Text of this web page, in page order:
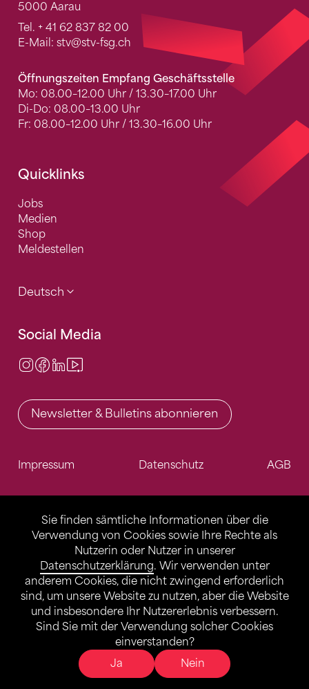
Sie finden sämtliche Informationen über die
Verwendung von Cookies sowie Ihre Rechte als
Nutzerin oder Nutzer in unserer
Datenschutzerklärung. Wir verwenden unter
anderem Cookies, die nicht zwingend erforderlich
sind, um unsere Website zu nutzen, aber die Website
und insbesondere Ihr Nutzererlebnis verbessern.
Sind Sie mit der Verwendung solcher Cookies
einverstanden?
Ja
Nein
5000 Aarau
Tel. + 41 62 837 82 00
E-Mail: stv@stv-fsg.ch
Öffnungszeiten Empfang Geschäftsstelle
Mo: 08.00–12.00 Uhr / 13.30–17.00 Uhr
Di-Do: 08.00–13.00 Uhr
Fr: 08.00–12.00 Uhr / 13.30–16.00 Uhr
Quicklinks
Jobs
Medien
Shop
Meldestellen
Deutsch
Social Media
Instagram
Facebook
LinkedIn
Newsletter & Bulletins abonnieren
Impressum Datenschutz AGB